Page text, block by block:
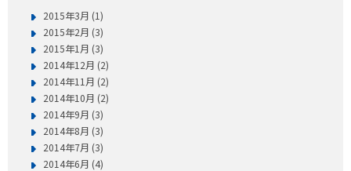
2015年3月 (1)
2015年2月 (3)
2015年1月 (3)
2014年12月 (2)
2014年11月 (2)
2014年10月 (2)
2014年9月 (3)
2014年8月 (3)
2014年7月 (3)
2014年6月 (4)